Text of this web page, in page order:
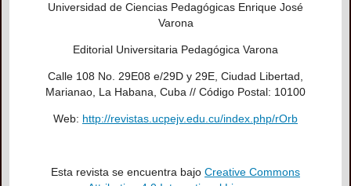
Universidad de Ciencias Pedagógicas Enrique José
Varona
Editorial Universitaria Pedagógica Varona
Calle 108 No. 29E08 e/29D y 29E, Ciudad Libertad,
Marianao, La Habana, Cuba // Código Postal: 10100
Web: http://revistas.ucpejv.edu.cu/index.php/rOrb
Esta revista se encuentra bajo Creative Commons